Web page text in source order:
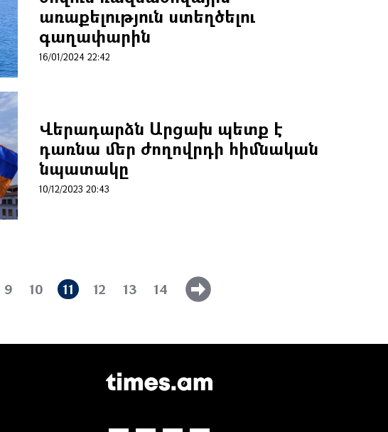
առաքելություն ստեղծելու
գաղափարին
16/01/2024 22:42
Վերադարձն Արցախ պետք է
դառնա մեր ժողովրդի հիմնական
նպատակը
10/12/2023 20:43
9 10 11 12 13 14